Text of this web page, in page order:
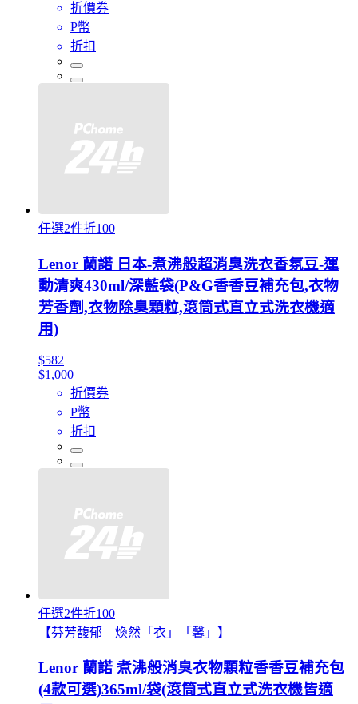
折價券
P幣
折扣
任選2件折100
Lenor 蘭諾 日本-煮沸般超消臭洗衣香氛豆-運
動清爽430ml/深藍袋(P&G香香豆補充包,衣物
芳香劑,衣物除臭顆粒,滾筒式直立式洗衣機適
用)
$582
$1,000
折價券
P幣
折扣
任選2件折100
【芬芳馥郁 煥然「衣」「馨」】
Lenor 蘭諾 煮沸般消臭衣物顆粒香香豆補充包
(4款可選)365ml/袋(滾筒式直立式洗衣機皆適